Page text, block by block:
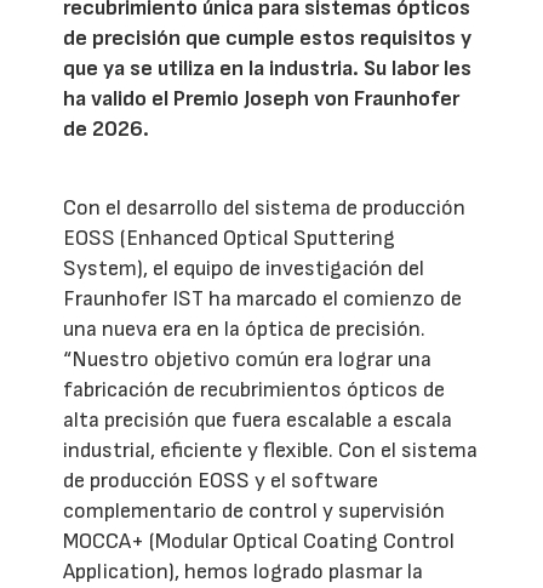
recubrimiento única para sistemas ópticos
de precisión que cumple estos requisitos y
que ya se utiliza en la industria. Su labor les
ha valido el Premio Joseph von Fraunhofer
de 2026.
Con el desarrollo del sistema de producción
EOSS (Enhanced Optical Sputtering
System), el equipo de investigación del
Fraunhofer IST ha marcado el comienzo de
una nueva era en la óptica de precisión.
“Nuestro objetivo común era lograr una
fabricación de recubrimientos ópticos de
alta precisión que fuera escalable a escala
industrial, eficiente y flexible. Con el sistema
de producción EOSS y el software
complementario de control y supervisión
MOCCA+ (Modular Optical Coating Control
Application), hemos logrado plasmar la